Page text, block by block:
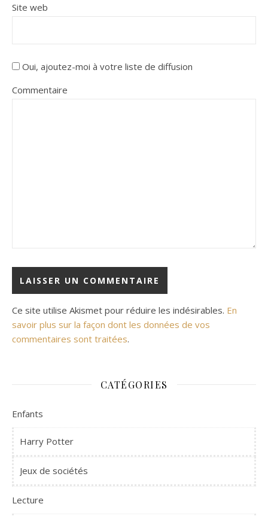
Site web
Oui, ajoutez-moi à votre liste de diffusion
Commentaire
Ce site utilise Akismet pour réduire les indésirables. En
savoir plus sur la façon dont les données de vos
commentaires sont traitées.
CATÉGORIES
Enfants
Harry Potter
Jeux de sociétés
Lecture